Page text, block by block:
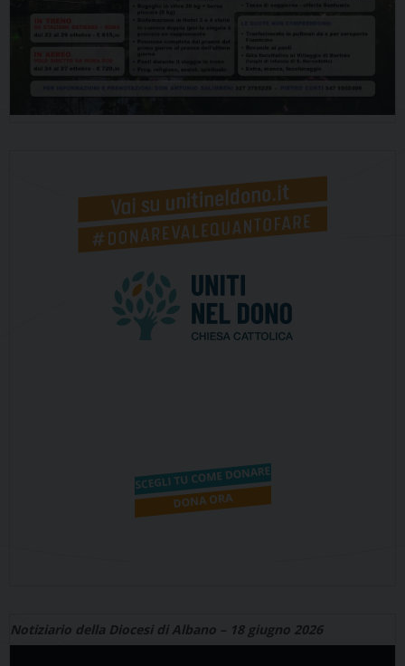
Notiziario della Diocesi di Albano – 18 giugno 2026